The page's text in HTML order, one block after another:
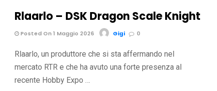
Rlaarlo – DSK Dragon Scale Knight
Posted On 1 Maggio 2026 Gigi 0
Rlaarlo, un produttore che si sta affermando nel
mercato RTR e che ha avuto una forte presenza al
recente Hobby Expo …